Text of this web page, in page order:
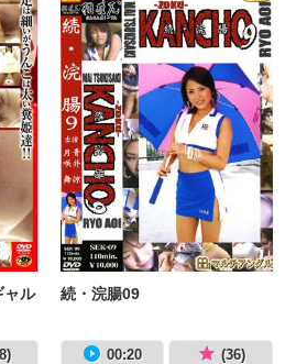
ャル
続・浣腸09
00:20 (36)